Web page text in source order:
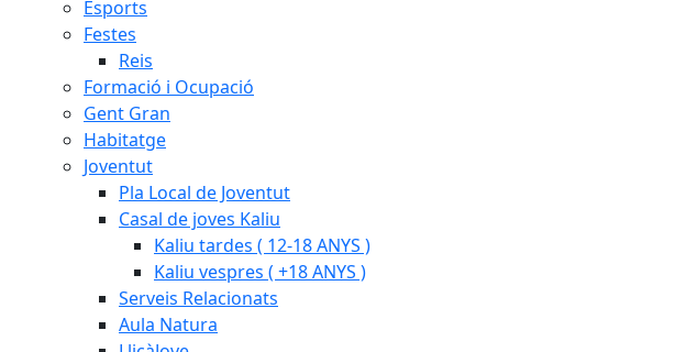
Esports
Festes
Reis
Formació i Ocupació
Gent Gran
Habitatge
Joventut
Pla Local de Joventut
Casal de joves Kaliu
Kaliu tardes ( 12-18 ANYS )
Kaliu vespres ( +18 ANYS )
Serveis Relacionats
Aula Natura